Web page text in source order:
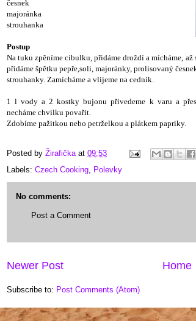
česnek
majoránka
strouhanka
Postup
Na tuku zpěníme cibulku, přidáme droždí a mícháme, až
přidáme špětku pepře,soli, majoránky, prolisovaný
strouhanky. Zamícháme a vlijeme na cedník.
1 l vody a 2 kostky bujonu přivedeme k varu a
necháme chvilku povařit.
Zdobíme pažitkou nebo petrželkou a plátkem papriky.
Posted by Žirafička at 09:53
Labels: Czech Cooking, Polevky
No comments:
Post a Comment
Newer Post Home
Subscribe to: Post Comments (Atom)